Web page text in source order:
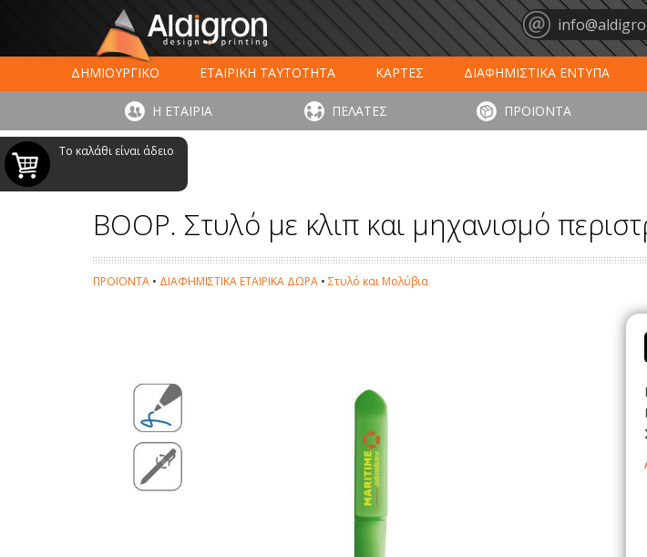
ΔΗΜΙΟΥΡΓΙΚΟ ΕΤΑΙΡΙΚΗ ΤΑΥΤΟΤΗΤΑ ΚΑΡΤΕΣ ΔΙΑΦΗΜΙΣΤΙΚΑ ΕΝΤΥΠΑ
ΕΚΤΥΠΩΣΗ ΣΥΣΚΕΥΑΣΙΑΣ
LARGE FORMAT ΕΚΤΥΠΩΣΕΙΣ ΞΕΝΟΔΟΧΕΙΑ - ΕΣΤΙΑΣΗ
Η ΕΤΑΙΡΙΑ ΠΕΛΑΤΕΣ ΠΡΟΪΟΝΤΑ
Το καλάθι είναι άδειο
BOOP. Στυλό με κλιπ και μηχανισμό
ΠΡΟΪΟΝΤΑ • ΔΙΑΦΗΜΙΣΤΙΚΑ ΕΤΑΙΡΙΚΑ ΔΩΡΑ • Στυλό και Μολύβια